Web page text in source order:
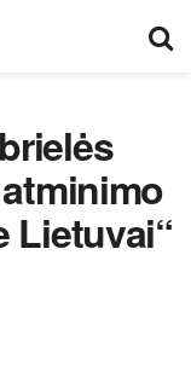
Lietuvai“